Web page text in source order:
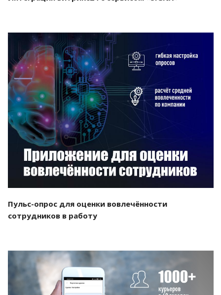
Смотреть проект
Пульс-опрос для оценки вовлечённости
сотрудников в работу